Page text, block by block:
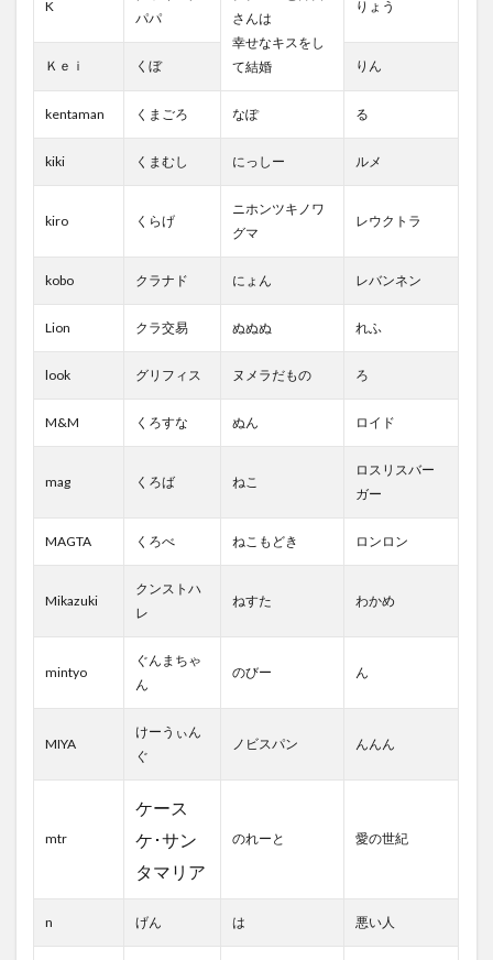
K
パパ
さんは
幸せなキスをし
て結婚
りょう
Ｋｅｉ くぼ りん
kentaman くまごろ なぽ る
kiki くまむし にっしー ルメ
kiro くらげ
ニホンツキノワ
グマ
レウクトラ
kobo クラナド にょん レバンネン
Lion クラ交易 ぬぬぬ れふ
look グリフィス ヌメラだもの ろ
M&M くろすな ぬん ロイド
mag くろば ねこ
ロスリスバー
ガー
MAGTA くろべ ねこもどき ロンロン
Mikazuki
クンストハ
レ
ねすた わかめ
mintyo
ぐんまちゃ
ん
のびー ん
MIYA
けーうぃん
ぐ
ノビスパン んんん
mtr
ケース
ケ･サン
タマリア
のれーと 愛の世紀
n げん は 悪い人